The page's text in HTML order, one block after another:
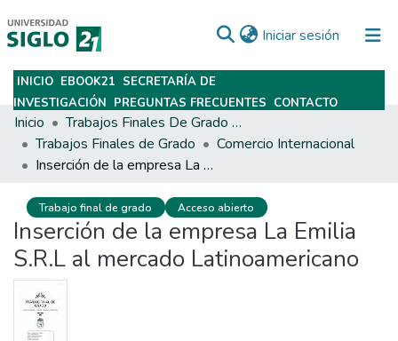
Iniciar sesión (current)
Subir
INICIO EBOOK21 SECRETARÍA DE
INVESTIGACIÓN PREGUNTAS FRECUENTES CONTACTO
Inicio
Trabajos Finales De Grado Y Posgrado
Trabajos Finales de Grado
Comercio Internacional
Inserción de la empresa La Emilia S.R.L al mercado Latinoamericano
Trabajo final de grado Acceso abierto
Inserción de la empresa La Emilia
S.R.L al mercado Latinoamericano